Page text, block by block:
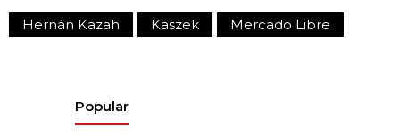
Hernán Kazah Kaszek Mercado Libre
Popular